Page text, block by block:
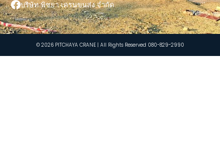
บริษัท พิชยา เครนขนส่ง จำกัด
© 2026 PITCHAYA CRANE | All Rights Reserved 080-829-2990